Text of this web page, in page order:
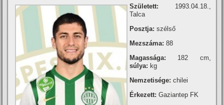
Született: 1993.04.18.,
Talca
Posztja: szélső
Mezszáma:88
Magassága: 182 cm,
súlya: kg
Nemzetisége: chilei
Érkezett: Gaziantep FK